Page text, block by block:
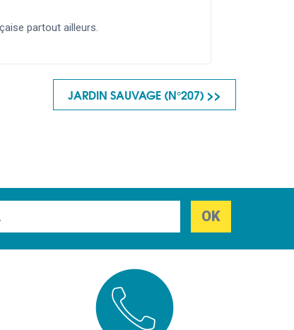
partout ailleurs.
JARDIN SAUVAGE (N°207) >>